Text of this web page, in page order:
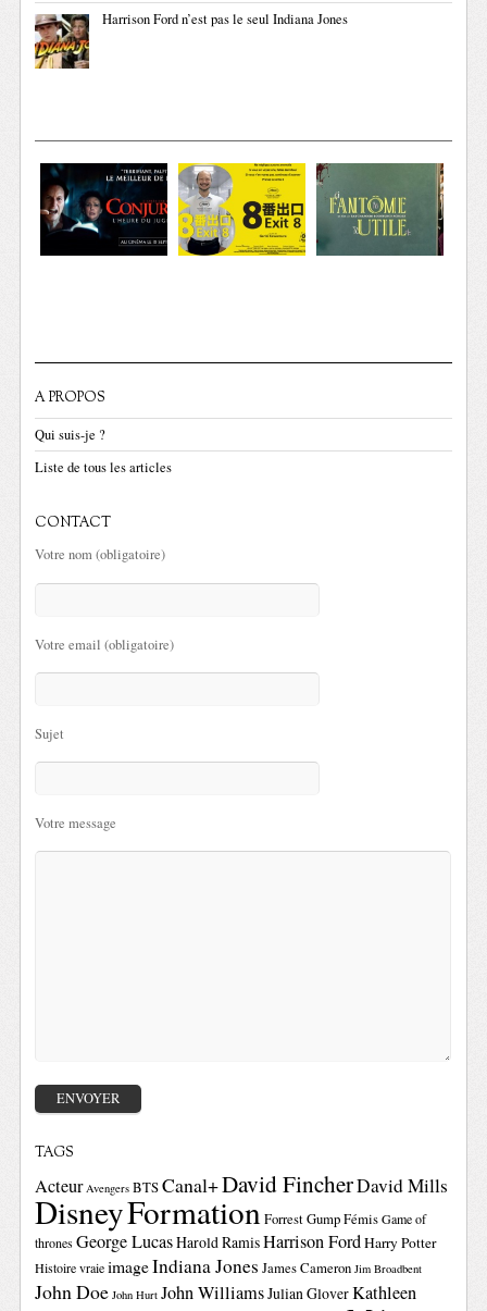
Harrison Ford n’est pas le seul Indiana Jones
A PROPOS
Qui suis-je ?
Liste de tous les articles
CONTACT
Votre nom (obligatoire)
Votre email (obligatoire)
Sujet
Votre message
TAGS
Acteur Avengers BTSCanal+David FincherDavid Mills
DisneyFormationForrest GumpFémis Game of
thrones George LucasHarold RamisHarrison FordHarry Potter
Histoire vraie imageIndiana Jones James Cameron Jim Broadbent
John Doe John Hurt John WilliamsJulian GloverKathleen